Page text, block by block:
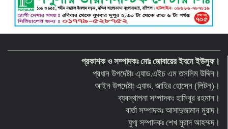
প্রকাশক ও সম্পাদকঃ মোঃ জোবায়ের ইবনে ইউসুফ।
প্রধান উপদেষ্টাঃ এ্যাড.এইচ এম তসলিম উদ্দিন।
আইন উপদেষ্টাঃ এ্যাড. জাহির হোসেন (লিটন)।
ব্যবস্থাপনা সম্পাদকঃ হাসিবুর রহমান।
বার্তা সম্পাদকঃ আসাদুজামান মুরাদ।
যুগ্ম সম্পাদকঃ শেখ মুরাদ আহম্মদ।